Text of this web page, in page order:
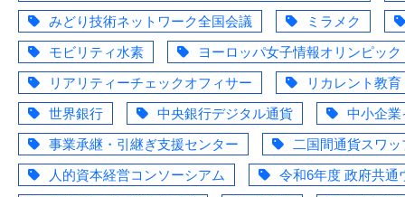
みどり技術ネットワーク全国会議
ミラメク
モビリティ水素
ヨーロッパ女子情報オリンピック
リアリティーチェックオフィサー
リカレント教育
世界銀行
中央銀行デジタル通貨
中小企業
事業承継・引継ぎ支援センター
二国間通貨スワッ
人的資本経営コンソーシアム
令和6年度 政府共通